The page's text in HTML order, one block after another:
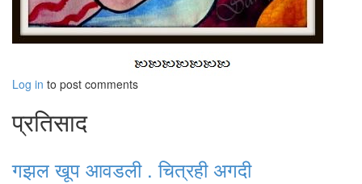
Log in to post comments
प्रतिसाद
गझल खूप आवडली . चित्रही अगदी